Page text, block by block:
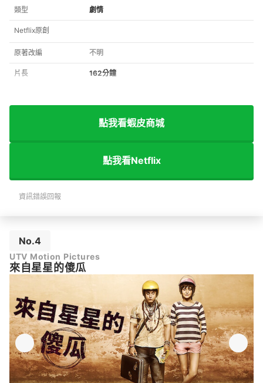
類型 劇情
Netflix原創
原著改編 不明
片長 162分鐘
點我看蝦皮商城
點我看Netflix
資訊錯誤回報
No.4
UTV Motion Pictures
來自星星的傻瓜